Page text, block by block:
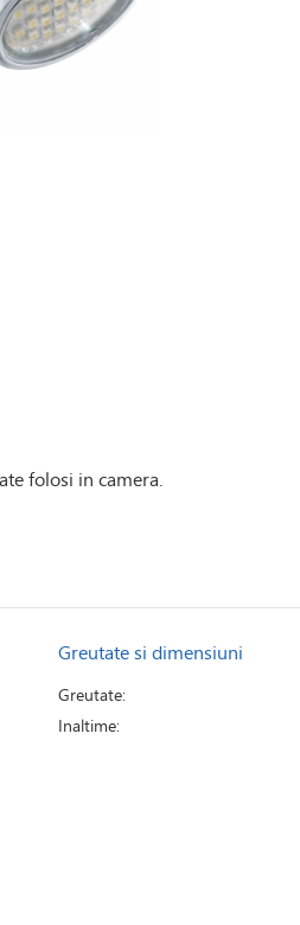
folosi in camera.
Greutate si dimensiuni
Greutate:
Inaltime: